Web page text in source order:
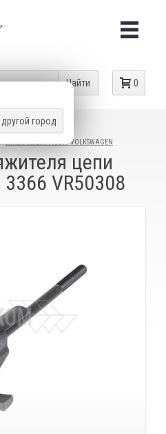
город
0
Найти
ИНСТРУМЕНТ
ИНСТРУМЕНТ AUDI / VOLKSWAGEN
цепи
VR50308